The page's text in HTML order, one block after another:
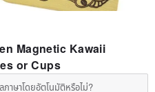
Magnetic Kawaii
or Cups
าษาโดยอัตโนมัติหรือไม่?